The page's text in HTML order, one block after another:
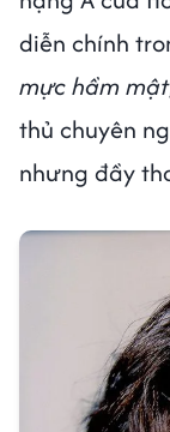
diễn chính
mực hầm mật
thủ chuyên
nhưng đầy